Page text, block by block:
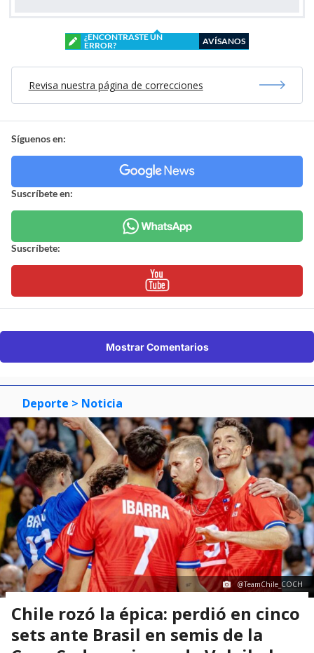
¿ENCONTRASTE UN
ERROR?
AVÍSANOS
Revisa nuestra página de correcciones
Síguenos en:
Suscríbete en:
Suscríbete:
Mostrar Comentarios
Deporte > Noticia
@TeamChile_COCH
Chile rozó la épica: perdió en cinco
sets ante Brasil en semis de la